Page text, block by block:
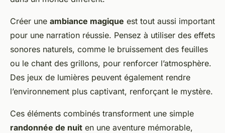
Créer une ambiance magique est tout aussi important
pour une narration réussie. Pensez à utiliser des effets
sonores naturels, comme le bruissement des feuilles
ou le chant des grillons, pour renforcer l’atmosphère.
Des jeux de lumières peuvent également rendre
l’environnement plus captivant, renforçant le mystère.
Ces éléments combinés transforment une simple
randonnée de nuit en une aventure mémorable,